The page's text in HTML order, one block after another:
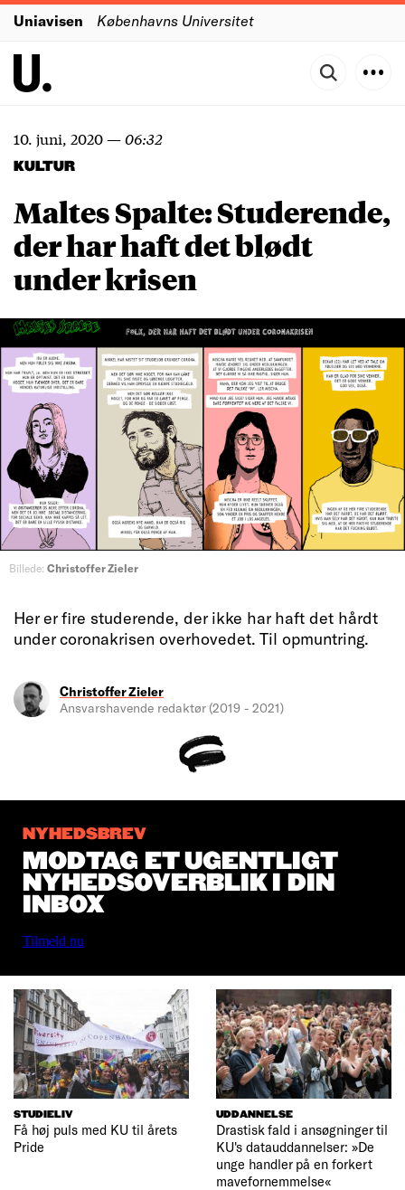
Uniavisen Københavns Universitet
10. juni, 2020—06:32
KULTUR
Maltes Spalte: Studerende,
der har haft det blødt
under krisen
Billede: Christoffer Zieler
Her er fire studerende, der ikke har haft det hårdt
under coronakrisen overhovedet. Til opmuntring.
Christoffer Zieler
Ansvarshavende redaktør (2019 - 2021)
NYHEDSBREV
MODTAG ET UGENTLIGT
NYHEDSOVERBLIK I DIN
INBOX
Tilmeld nu
STUDIELIV
Få høj puls med KU til årets
Pride
UDDANNELSE
Drastisk fald i ansøgninger til
KU's datauddannelser: »De
unge handler på en forkert
mavefornemmelse«